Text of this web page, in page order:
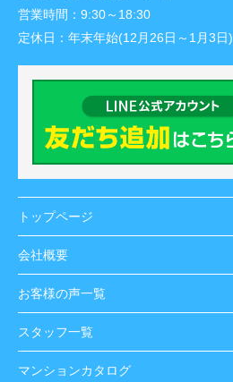
営業時間： 9:30～18:30
定休日： 年末年始(12月26日～1月3日)
トップページ
会社概要
お客様の声一覧
スタッフ一覧
マンションカタログ